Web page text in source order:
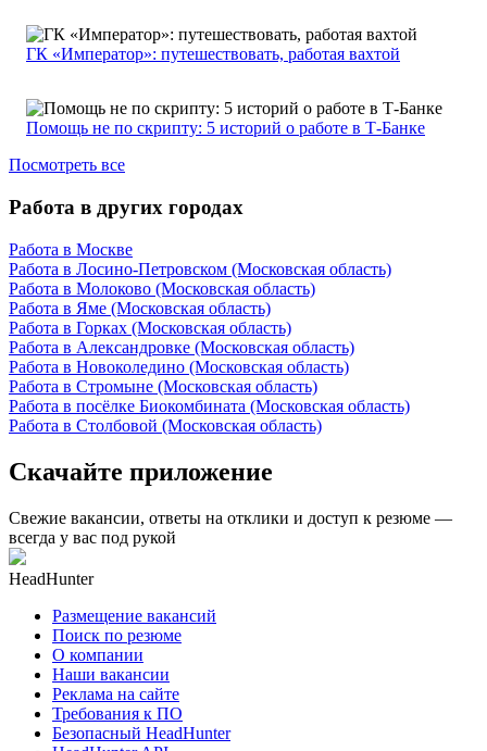
ГК «Император»: путешествовать, работая вахтой
Помощь не по скрипту: 5 историй о работе в Т-Банке
Посмотреть все
Работа в других городах
Работа в Москве
Работа в Лосино-Петровском (Московская область)
Работа в Молоково (Московская область)
Работа в Яме (Московская область)
Работа в Горках (Московская область)
Работа в Александровке (Московская область)
Работа в Новоколедино (Московская область)
Работа в Стромыне (Московская область)
Работа в посёлке Биокомбината (Московская область)
Работа в Столбовой (Московская область)
Скачайте приложение
Свежие вакансии, ответы на отклики и доступ к резюме —
всегда у вас под рукой
HeadHunter
Размещение вакансий
Поиск по резюме
О компании
Наши вакансии
Реклама на сайте
Требования к ПО
Безопасный HeadHunter